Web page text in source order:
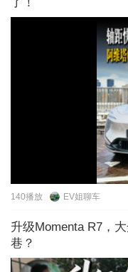
140播放 EV姐聊车
升级Momenta R7，
巷？